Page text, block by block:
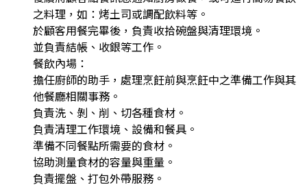
之料理，如：烤土司或調配飲料等。
於顧客用餐完畢後，負責收拾碗盤與清理環境。
並負責結帳、收銀等工作。
餐飲內場：
擔任廚師的助手，處理烹飪前與烹飪中之準備工作與其
他餐廳相關事務。
負責洗、剝、削、切各種食材。
負責清理工作環境、設備和餐具。
準備不同餐點所需要的食材。
協助測量食材的容量與重量。
負責擺盤、打包外帶服務。